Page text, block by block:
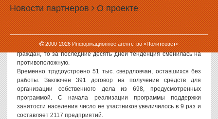
Новости партнеров О проекте
2000-2026Информационное агентство «Политсовет»
Областное правительство сегодня внесло изменения в
программу
поддержки занятости населения. По признанию
выступившего перед министрами директора Департамента
государственной службы занятости населения Свердловской
области Вячеслава Кривеля, если со второй декады мая по июнь
2009 года в области отмечалось снижение числа безработных
граждан, то за последние десять дней тенденция сменилась на
противоположную.
Временно трудоустроено 51 тыс. свердловчан, оставшихся без
работы. Заключен 391 договор на получение средств для
организации собственного дела из 698, предусмотренных
программой. С начала реализации программы поддержки
занятости населения число ее участников увеличилось в 9 раз и
составляет 2117 предприятий.